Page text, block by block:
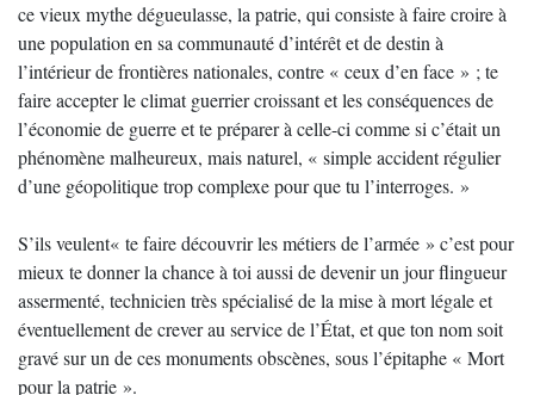
ce vieux mythe dégueulasse, la patrie, qui consiste à faire croire à
une population en sa communauté d’intérêt et de destin à
l’intérieur de frontières nationales, contre « ceux d’en face » ; te
faire accepter le climat guerrier croissant et les conséquences de
l’économie de guerre et te préparer à celle-ci comme si c’était un
phénomène malheureux, mais naturel, « simple accident régulier
d’une géopolitique trop complexe pour que tu l’interroges. »
S’ils veulent« te faire découvrir les métiers de l’armée » c’est pour
mieux te donner la chance à toi aussi de devenir un jour flingueur
assermenté, technicien très spécialisé de la mise à mort légale et
éventuellement de crever au service de l’État, et que ton nom soit
gravé sur un de ces monuments obscènes, sous l’épitaphe « Mort
pour la patrie ».